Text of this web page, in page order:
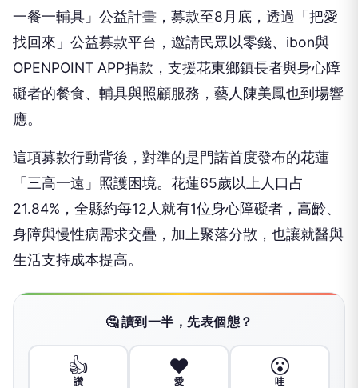
一餐一輔具」公益計畫，募款至8月底，透過「把愛
找回來」公益募款平台，邀請民眾以零錢、ibon與
OPENPOINT APP捐款，支援花東鄉鎮長者與身心障
礙者的餐食、輔具與照顧服務，藝人陳美鳳也到場響
應。
這項募款行動背後，對準的是門諾首度發布的花蓮
「三高一遠」照護困境。花蓮65歲以上人口占
21.84%，全縣約每12人就有1位身心障礙者，高齡、
身障與慢性病需求交疊，加上聚落分散，也讓就醫與
生活支持成本提高。
🤔 讀到一半，先表個態？
👍
讚
❤️
愛
😮
哇